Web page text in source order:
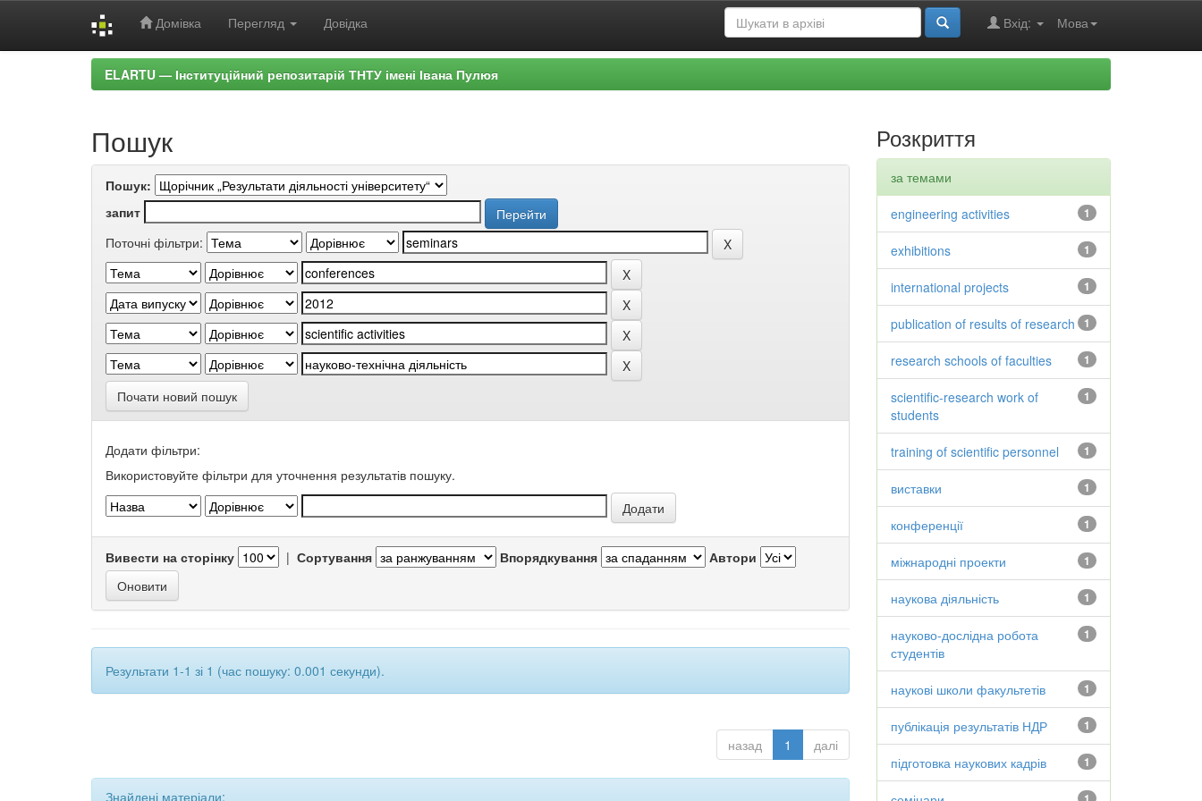
Домівка Перегляд Довідка Мова
Вхід:
ELARTU — Інституційний репозитарій ТНТУ імені Івана Пулюя
Пошук
Пошук:
запит
Поточні фільтри:
Почати новий пошук
Додати фільтри:
Використовуйте фільтри для уточнення результатів пошуку.
Вивести на сторінку | Сортування Впорядкування Автори
Результати 1-1 зі 1 (час пошуку: 0.001 секунди).
назад 1 далі
Знайдені матеріали:
Розкриття
за темами
1
engineering activities
1
exhibitions
1
international projects
1
publication of results of research
1
research schools of faculties
1
scientific-research work of
students
1
training of scientific personnel
1
виставки
1
конференції
1
міжнародні проекти
1
наукова діяльність
1
науково-дослідна робота
студентів
1
наукові школи факультетів
1
публікація результатів НДР
1
підготовка наукових кадрів